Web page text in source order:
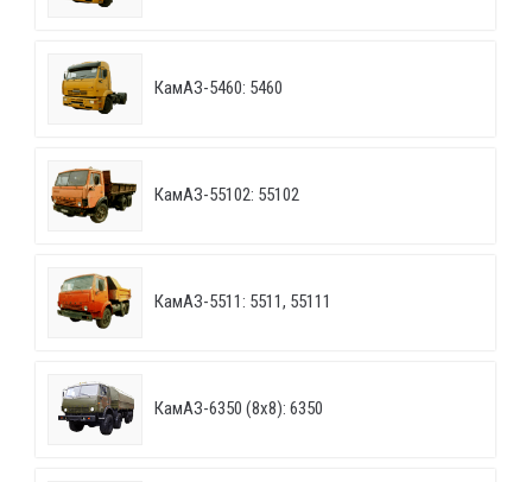
КамАЗ-5460: 5460
КамАЗ-55102: 55102
КамАЗ-5511: 5511, 55111
КамАЗ-6350 (8х8): 6350